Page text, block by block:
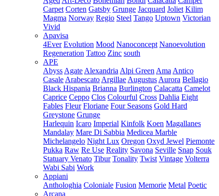
Carpet Corten Gatsby Grunge Jacquard Joliet Kilim
Magma Norway Regio Steel Tango Uptown Victorian
Vivid
Apavisa
4Ever Evolution Mood Nanoconcept Nanoevolution
Regeneration Tattoo Zinc south
APE
Abyss Agate Alexandria Alpi Green Ama Antico
Casale Arabescato Argillae Augustus Aurora Bellagio
Black Hispania Brianna Burlington Calacatta Camelot
Caprice Ceppo Clos Colourful Cross Dahlia Eight
Fables Fleur Floriane Four Seasons Gold Hard
Greystone Grunge
Harlequin Icaro Imperial Kinfolk Koen Magallanes
Mandalay Mare Di Sabbia Medicea Marble
Michelangelo Night Lux Oregon Oxyd Jewel Piemonte
Pukka Raw Re Use Reality Savona Seville Snap Souk
Statuary Venato Tibur Tonality Twist Vintage Volterra
Wabi Sabi Work
Appiani
Anthologhia Coloniale Fusion Memorie Metal Poetic
Arcana